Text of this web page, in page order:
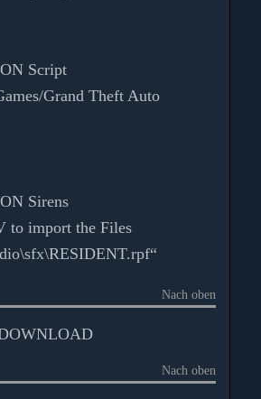
Script
Grand Theft Auto
Sirens
to import the Files
Nach oben
Nach oben